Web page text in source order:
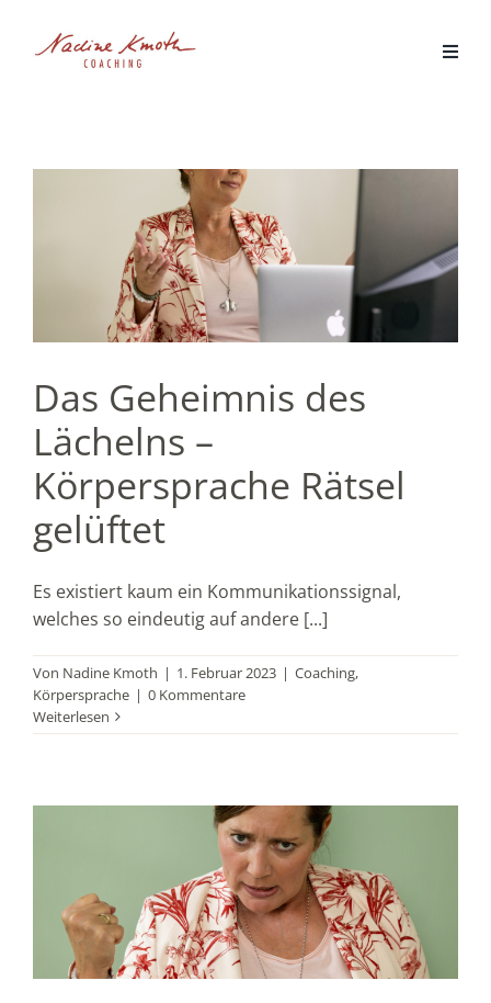
Das Geheimnis des
Lächelns –
Körpersprache Rätsel
gelüftet
Es existiert kaum ein Kommunikationssignal,
welches so eindeutig auf andere [...]
Von Nadine Kmoth | 1. Februar 2023 | Coaching,
Körpersprache | 0 Kommentare
Weiterlesen